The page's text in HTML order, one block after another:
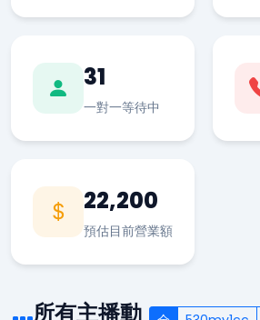
31
一對一等待中
22,200
預估目前營業額
所有主播動